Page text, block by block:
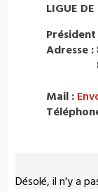
Désolé, il n'y a
LIGUE
Président
Adresse :
Mail :